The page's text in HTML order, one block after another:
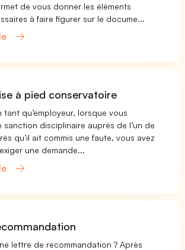
de vous donner les éléments
à faire figurer sur le docume...
à pied conservatoire
tant qu’employeur, lorsque vous
sanction disciplinaire auprès de l’un de
qu’il ait commis une faute, vous avez
une demande...
lettre de recommandation ? Après